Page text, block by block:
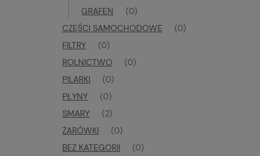
GRAFEN (0)
CZĘŚCI SAMOCHODOWE (0)
FILTRY (0)
ROLNICTWO (0)
PILARKI (0)
PŁYNY (0)
SMARY (2)
ŻARÓWKI (0)
BEZ KATEGORII (0)